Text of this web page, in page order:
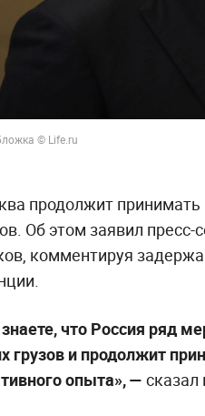
© Life.ru
продолжит
Об этом заявил
комментируя
что Россия ряд
грузов и продолжит
опыта», — сказал